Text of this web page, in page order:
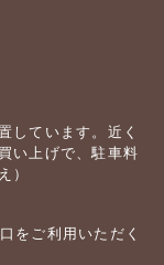
しています。近く
い上げで、駐車料
）
をご利用いただく